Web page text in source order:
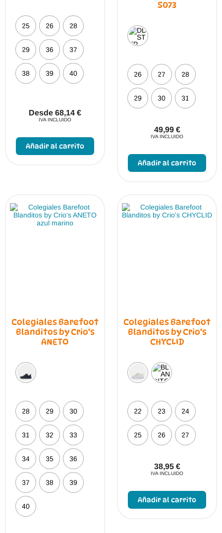
25 26 28
29 36 37
38 39 40
Desde 68,14 €
IVA INCLUIDO
Añadir al carrito
en
la
S073
26 27 28
29 30 31
49,99 €
IVA INCLUIDO
Añadir al carrito
Colegiales Barefoot
Blanditos by Crio’s
ANETO
28 29 30
31 32 33
34 35 36
37 38 39
40
Colegiales Barefoot
Blanditos by Crio’s
CHYCLID
22 23 24
25 26 27
38,95 €
IVA INCLUIDO
Añadir al carrito